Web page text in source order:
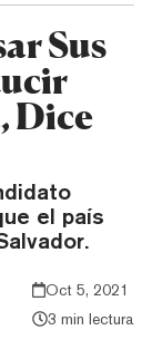
Sus
Dice
el país
Oct 5, 2021
3 min lectura